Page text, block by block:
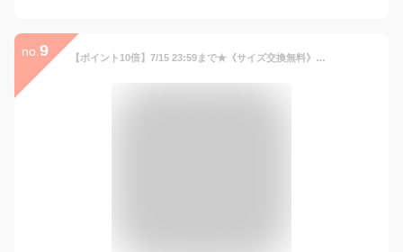
no. 9 【ポイント10倍】7/15 23:59まで★《サイズ交換無料》レディース スーツ パンツ 洗える 単品 セットアップ対応 セミワイドパンツ カノコジャージー S-8L ニッセン 7days s0 ビジネス